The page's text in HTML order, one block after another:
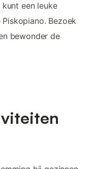
een leuke
Bezoek
bewonder de